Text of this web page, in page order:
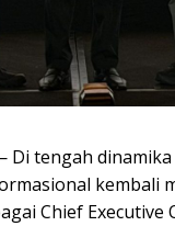
— Di tengah
kembali
Chief Executive